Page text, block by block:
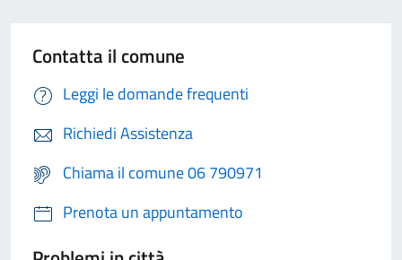
Contatta il comune
Leggi le domande frequenti
Richiedi Assistenza
Chiama il comune 06 790971
Prenota un appuntamento